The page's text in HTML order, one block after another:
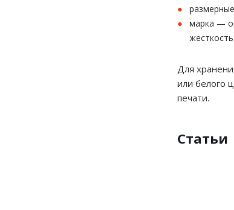
марка —
Для
или белого
печати.
Статьи